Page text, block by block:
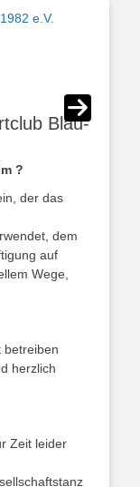
Blau Gold
Blau-
?
der das
dem
auf
Wege,
betreiben
herzlich
Zeit leider